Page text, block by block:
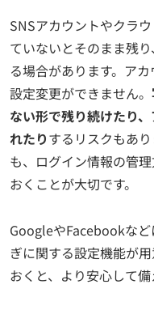
SNSアカウントやクラ
ていないとそのまま残
る場合があります。ア
設定変更ができません。
ない形で残り続けたり
れたりするリスクもあ
も、ログイン情報の管
おくことが大切です。
GoogleやFacebookな
ぎに関する設定機能が
おくと、より安心して備